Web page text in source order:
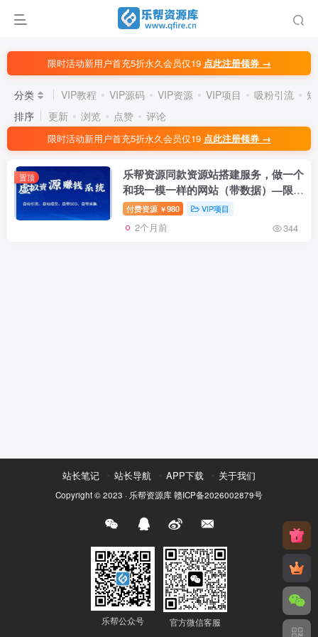
限时活动新用户首充5折永久会员仅19 点此注册领券 →
分类 VIP教程 VIP源码 VIP资源 VIP项目 吸粉引流
排序
更新 浏览 点赞 评论
限时活动新用户首充5折永久会员仅19 点此注册领券 →
置顶
乐帮资源同款资源站搭建服务，做一个
和我一模一样的网站（带数据）—限时
特价
付费资源 ￥980 VIP项目
2个月前 344
站长笔记 站长导航 APP下载 关于我们
Copyright © 2023 · 乐帮资源库赣ICP备2026002879号
乐帮公众号 官方微信客服